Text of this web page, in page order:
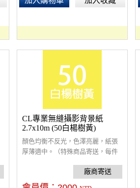
CL專業無縫攝影背景紙
2.7x10m (50白楊樹黃)
顏色均衡不反光，色澤亮麗，紙張
厚薄適中。（特殊商品寄送，每件